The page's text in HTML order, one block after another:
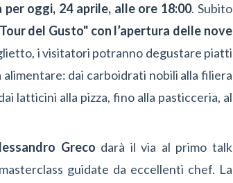
oggi, 24 aprile, alle ore 18:00. Subito
del Gusto" con l’apertura delle nove
i visitatori potranno degustare piatti
dai carboidrati nobili alla filiera
latticini alla pizza, fino alla pasticceria, al
Greco darà il via al primo talk
guidate da eccellenti chef. La